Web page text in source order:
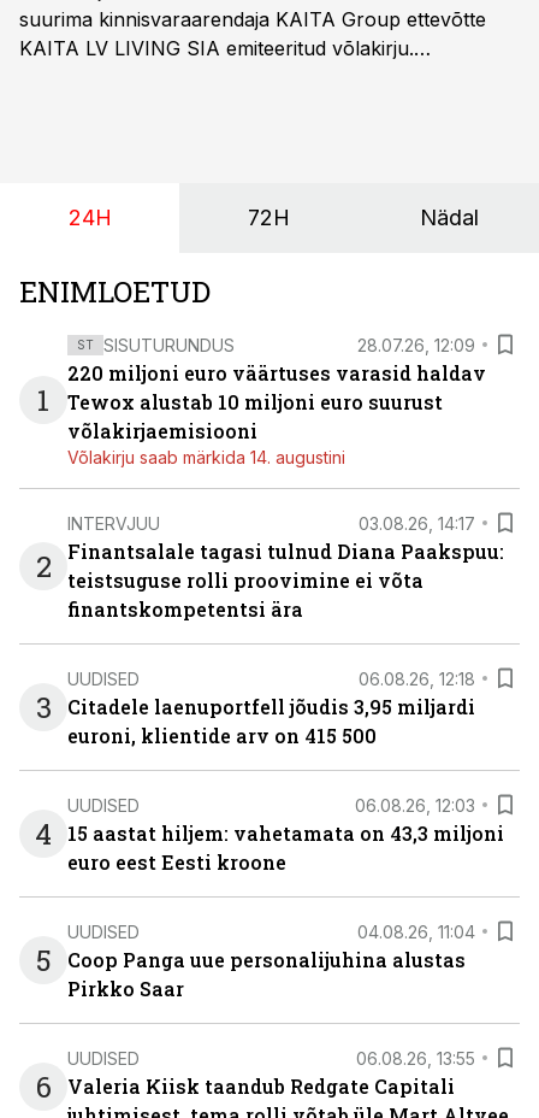
suurima kinnisvaraarendaja KAITA Group ettevõtte
KAITA LV LIVING SIA emiteeritud võlakirju.
24H 72H Nädal
ENIMLOETUD
1
ST SISUTURUNDUS 28.07.26, 12:09
220 miljoni euro väärtuses varasid haldav
Tewox alustab 10 miljoni euro suurust
võlakirjaemisiooni
Võlakirju saab märkida 14. augustini
2
INTERVJUU 03.08.26, 14:17
Finantsalale tagasi tulnud Diana Paakspuu:
teistsuguse rolli proovimine ei võta
finantskompetentsi ära
3
UUDISED 06.08.26, 12:18
Citadele laenuportfell jõudis 3,95 miljardi
euroni, klientide arv on 415 500
4
UUDISED 06.08.26, 12:03
15 aastat hiljem: vahetamata on 43,3 miljoni
euro eest Eesti kroone
5
UUDISED 04.08.26, 11:04
Coop Panga uue personalijuhina alustas
Pirkko Saar
6
UUDISED 06.08.26, 13:55
Valeria Kiisk taandub Redgate Capitali